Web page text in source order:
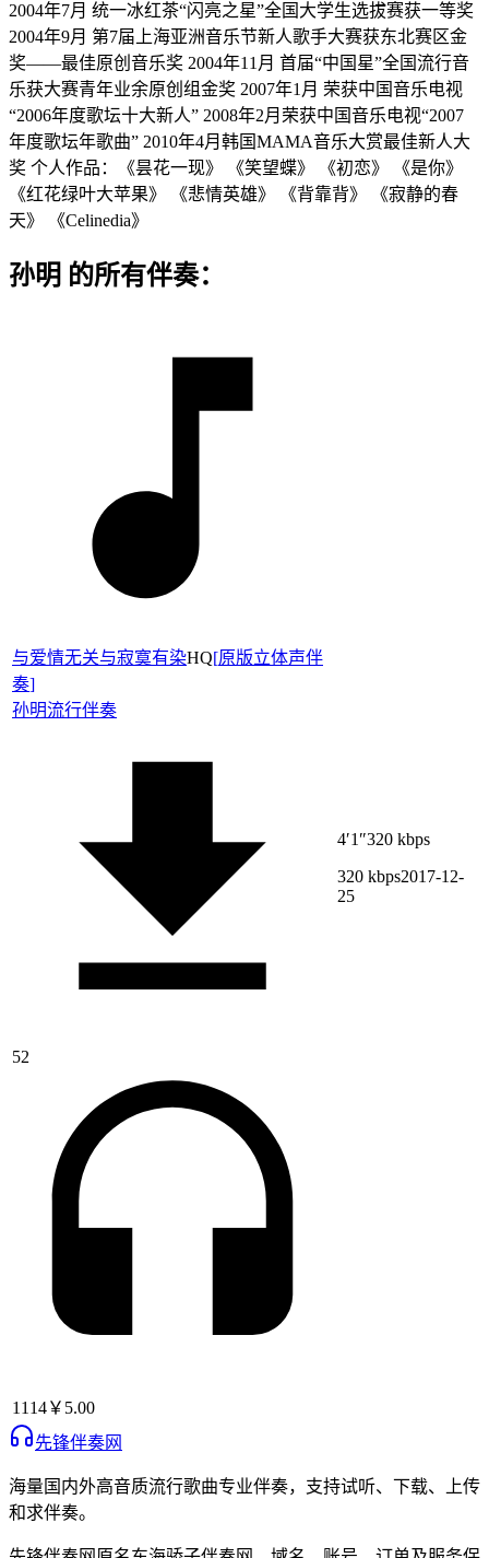
2004年7月 统一冰红茶“闪亮之星”全国大学生选拔赛获一等奖
2004年9月 第7届上海亚洲音乐节新人歌手大赛获东北赛区金
奖——最佳原创音乐奖 2004年11月 首届“中国星”全国流行音
乐获大赛青年业余原创组金奖 2007年1月 荣获中国音乐电视
“2006年度歌坛十大新人” 2008年2月荣获中国音乐电视“2007
年度歌坛年歌曲” 2010年4月韩国MAMA音乐大赏最佳新人大
奖 个人作品：《昙花一现》 《笑望蝶》 《初恋》 《是你》
《红花绿叶大苹果》 《悲情英雄》 《背靠背》 《寂静的春
天》 《Celinedia》
孙明 的所有伴奏：
与爱情无关与寂寞有染HQ[原版立体声伴
奏]
孙明流行伴奏
52
1114￥5.00
4′1″320 kbps
320 kbps2017-12-
25
先锋伴奏网
海量国内外高音质流行歌曲专业伴奏，支持试听、下载、上传
和求伴奏。